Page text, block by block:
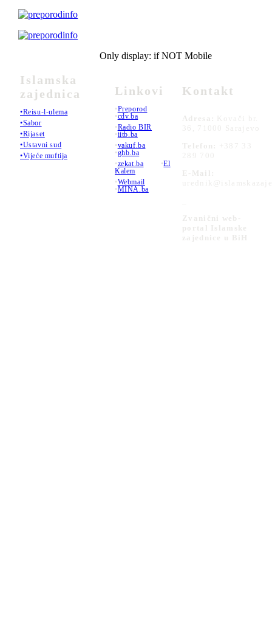
Islamska
zajednica
•Reisu-l-ulema
•Sabor
•Rijaset
•Ustavni sud
•Vijeće muftija
Only display: if NOT Mobile
Linkovi
•Preporod
•cdv.ba
•Radio BIR
•iitb.ba
•vakuf.ba
•ghb.ba
•zekat.ba •El
Kalem
•Webmail
•MINA.ba
Kontakt
Adresa:
Kovači br.
36, 71000 Sarajevo
Telefon:
+387 33
289 700
E-Mail:
Zvanični web-
portal Islamske
zajednice u BiH